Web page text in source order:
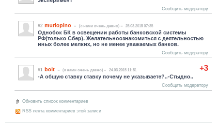
Сообщить модератору
#2 murlopino (c нами очень давно) 25.03.2015 07:35
Однобок БК в освещении работы банковской системы
РФ(только Сбер). Желательноознакомиться с деятельностью
иных более мелких, но не менее уважаемых банков.
Сообщить модератору
+3
#1 bolt (c нами очень давно) 24.03.2015 11:51
-А общую ставку ставку почему не указываете?..-Стыдно..
Сообщить модератору
Обновить список комментариев
RSS лента комментариев этой записи